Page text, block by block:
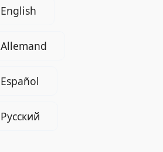
English
Allemand
Español
Русский